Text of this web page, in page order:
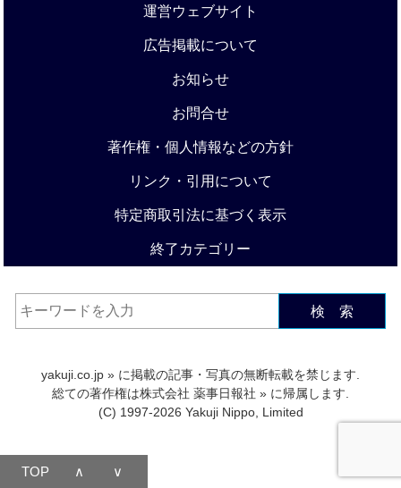
運営ウェブサイト
広告掲載について
お知らせ
お問合せ
著作権・個人情報などの方針
リンク・引用について
特定商取引法に基づく表示
終了カテゴリー
検 索
yakuji.co.jp » に掲載の記事・写真の無断転載を禁じます.
総ての著作権は株式会社 薬事日報社 » に帰属します.
(C) 1997-2026 Yakuji Nippo, Limited
TOP ∧ ∨